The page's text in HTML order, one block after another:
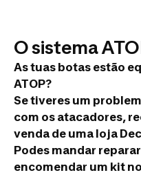
O sistema
As tuas botas estão
ATOP?
Se tiveres um
com os atacadores,
venda de uma loja
Podes mandar
encomendar um kit